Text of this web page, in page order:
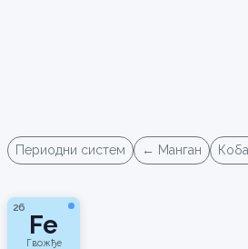
Периодни систем ← Манган
26
Fe
Гвожђе